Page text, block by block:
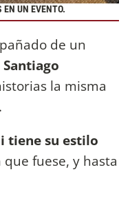
UN EVENTO.
de un
Santiago
la misma
tiene su estilo
fuese, y hasta